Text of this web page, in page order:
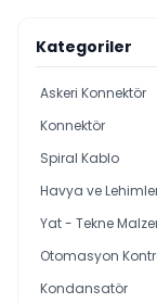
Kategoriler
Askeri Konnektör
Konnektör
Spiral Kablo
Havya ve
Yat - Tekne
Otomasyon
Kondansatör